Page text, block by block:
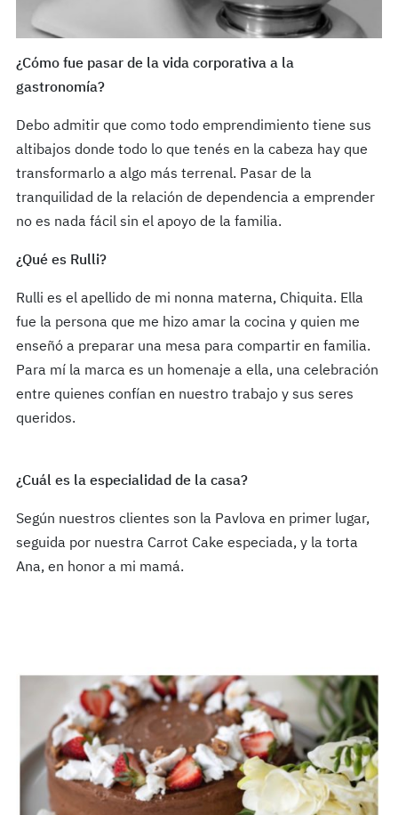
¿Cómo fue pasar de la vida corporativa a la
gastronomía?
Debo admitir que como todo emprendimiento tiene sus
altibajos donde todo lo que tenés en la cabeza hay que
transformarlo a algo más terrenal. Pasar de la
tranquilidad de la relación de dependencia a emprender
no es nada fácil sin el apoyo de la familia.
¿Qué es Rulli?
Rulli es el apellido de mi nonna materna, Chiquita. Ella
fue la persona que me hizo amar la cocina y quien me
enseñó a preparar una mesa para compartir en familia.
Para mí la marca es un homenaje a ella, una celebración
entre quienes confían en nuestro trabajo y sus seres
queridos.
¿Cuál es la especialidad de la casa?
Según nuestros clientes son la Pavlova en primer lugar,
seguida por nuestra Carrot Cake especiada, y la torta
Ana, en honor a mi mamá.